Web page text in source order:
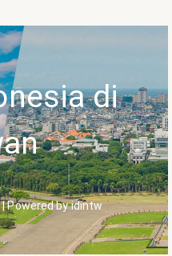
di
Powered by idintw